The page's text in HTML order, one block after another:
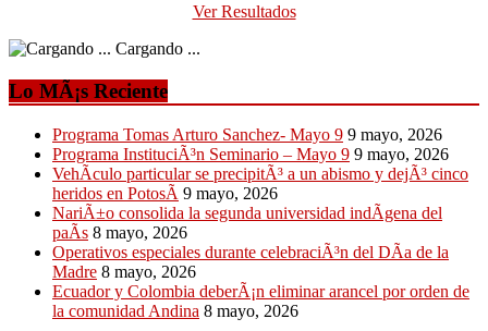
Ver Resultados
Cargando ...
Lo MÃ¡s Reciente
Programa Tomas Arturo Sanchez- Mayo 9 9 mayo, 2026
Programa InstituciÃ³n Seminario – Mayo 9 9 mayo, 2026
VehÃ­culo particular se precipitÃ³ a un abismo y dejÃ³ cinco
heridos en PotosÃ­ 9 mayo, 2026
NariÃ±o consolida la segunda universidad indÃ­gena del
paÃ­s 8 mayo, 2026
Operativos especiales durante celebraciÃ³n del DÃ­a de la
Madre 8 mayo, 2026
Ecuador y Colombia deberÃ¡n eliminar arancel por orden de
la comunidad Andina 8 mayo, 2026